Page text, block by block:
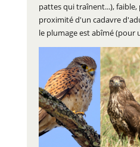
pattes qui traînent...),
proximité d'un cadavre
le plumage est abîmé (pour